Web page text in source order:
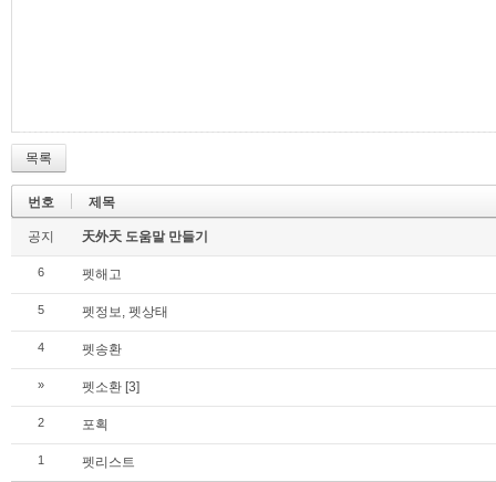
목록
번호 제목
공지 天外天 도움말 만들기
6 펫해고
5 펫정보, 펫상태
4 펫송환
» 펫소환 [3]
2 포획
1 펫리스트